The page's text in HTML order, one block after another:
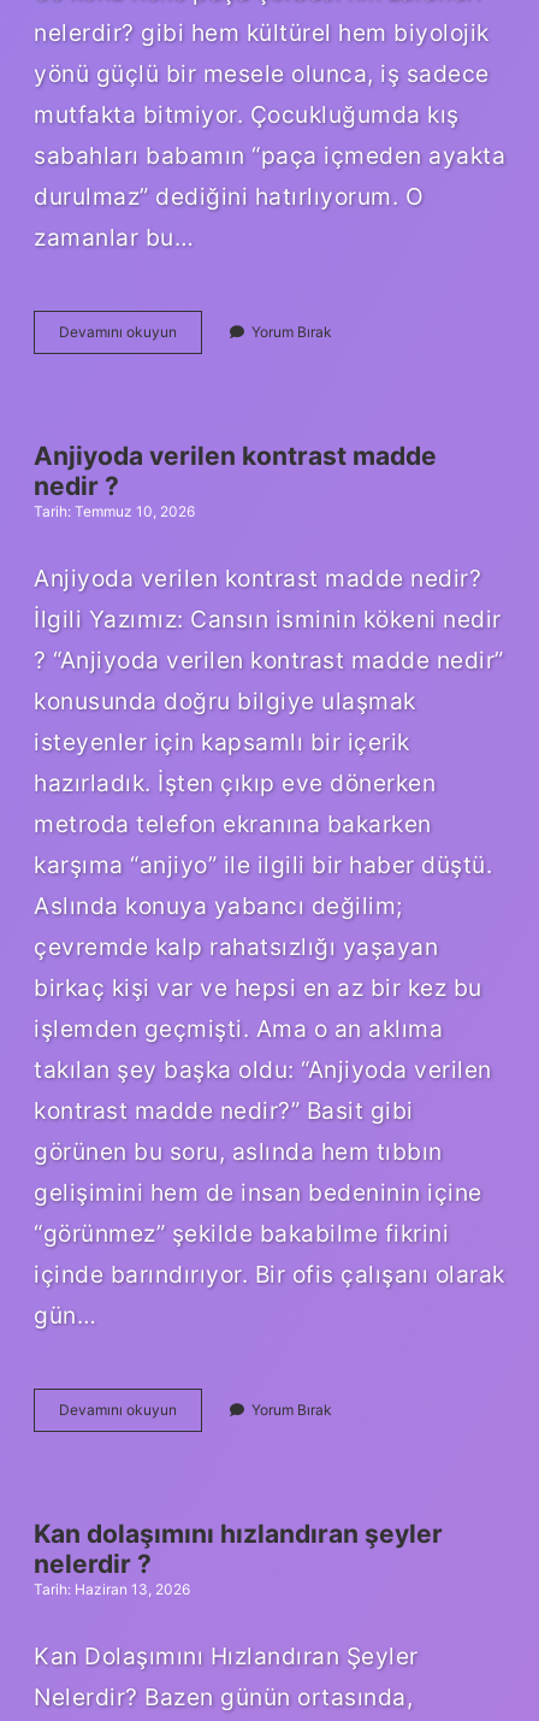
nelerdir? gibi hem kültürel hem biyolojik
yönü güçlü bir mesele olunca, iş sadece
mutfakta bitmiyor. Çocukluğumda kış
sabahları babamın “paça içmeden ayakta
durulmaz” dediğini hatırlıyorum. O
zamanlar bu…
Devamını okuyun
paça
Yorum Bırak
Anjiyoda verilen kontrast madde
nedir ?
Tarih: Temmuz 10, 2026
Anjiyoda verilen kontrast madde nedir?
İlgili Yazımız: Cansın isminin kökeni nedir
? “Anjiyoda verilen kontrast madde nedir”
konusunda doğru bilgiye ulaşmak
isteyenler için kapsamlı bir içerik
hazırladık. İşten çıkıp eve dönerken
metroda telefon ekranına bakarken
karşıma “anjiyo” ile ilgili bir haber düştü.
Aslında konuya yabancı değilim;
çevremde kalp rahatsızlığı yaşayan
birkaç kişi var ve hepsi en az bir kez bu
işlemden geçmişti. Ama o an aklıma
takılan şey başka oldu: “Anjiyoda verilen
kontrast madde nedir?” Basit gibi
görünen bu soru, aslında hem tıbbın
gelişimini hem de insan bedeninin içine
“görünmez” şekilde bakabilme fikrini
içinde barındırıyor. Bir ofis çalışanı olarak
gün…
Devamını okuyun Anjiyoda
verilen
Yorum Bırak
Kan dolaşımını hızlandıran şeyler
nelerdir ?
Tarih: Haziran 13, 2026
Kan Dolaşımını Hızlandıran Şeyler
Nelerdir? Bazen günün ortasında,